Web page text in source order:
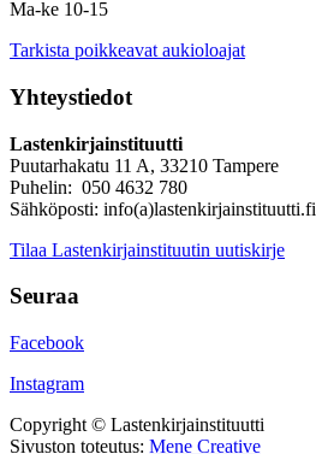
Ma-ke 10-15
Tarkista poikkeavat aukioloajat
Yhteystiedot
Lastenkirjainstituutti
Puutarhakatu 11 A, 33210 Tampere
Puhelin: 050 4632 780
Sähköposti: info(a)lastenkirjainstituutti.fi
Tilaa Lastenkirjainstituutin uutiskirje
Seuraa
Facebook
Instagram
Copyright © Lastenkirjainstituutti
Sivuston toteutus: Mene Creative